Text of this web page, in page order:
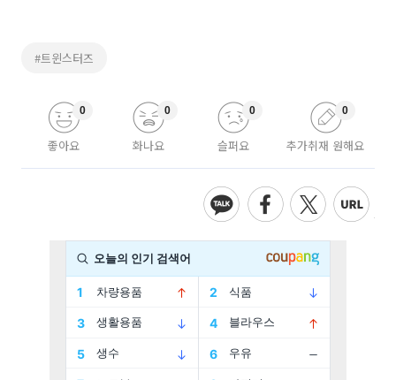
#트윈스터즈
좋아요
0
화나요
0
슬퍼요
0
추가취재 원해요
0